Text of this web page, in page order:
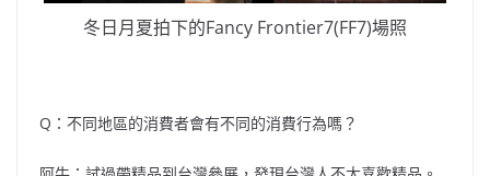
冬日月夏拍下的Fancy Frontier7(FF7)場照
Q：不同地區的消費者會有不同的消費行為嗎？